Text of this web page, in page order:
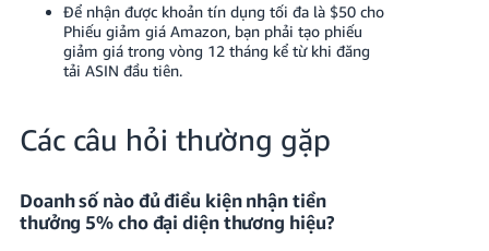
Để nhận được khoản tín dụng tối đa là $50 cho
Phiếu giảm giá Amazon, bạn phải tạo phiếu
giảm giá trong vòng 12 tháng kể từ khi đăng
tải ASIN đầu tiên.
Các câu hỏi thường gặp
Doanh số nào đủ điều kiện nhận tiền
thưởng 5% cho đại diện thương hiệu?